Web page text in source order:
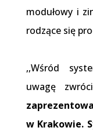
modułowy i
rodzące się
,,Wśród
uwagę
w Krakowie.